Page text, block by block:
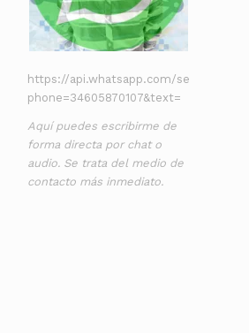
https://api.whatsapp.com/send?
phone=34605870107&text=
Aquí puedes escribirme de
forma directa por chat o
audio. Se trata del medio de
contacto más inmediato.